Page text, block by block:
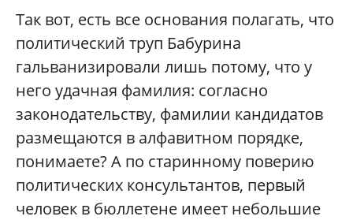
Так вот, есть все основания полагать, что
политический труп Бабурина
гальванизировали лишь потому, что у
него удачная фамилия: согласно
законодательству, фамилии кандидатов
размещаются в алфавитном порядке,
понимаете? А по старинному поверию
политических консультантов, первый
человек в бюллетене имеет небольшие